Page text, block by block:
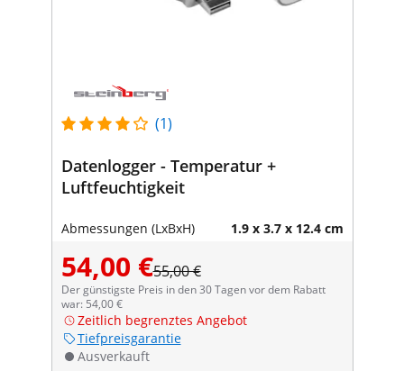
(1)
Datenlogger - Temperatur +
Luftfeuchtigkeit
Abmessungen (LxBxH) 1.9 x 3.7 x 12.4 cm
54,00 €55,00 €
Der günstigste Preis in den 30 Tagen vor dem Rabatt
war: 54,00 €
Zeitlich begrenztes Angebot
Tiefpreisgarantie
Ausverkauft